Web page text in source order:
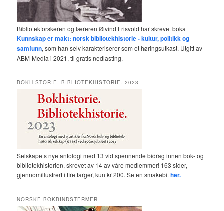
Bibliotekforskeren og læreren Øivind Frisvold har skrevet boka
Kunnskap er makt: norsk bibliotekhistorie - kultur, politikk og
samfunn, som han selv karakteriserer som et høringsutkast. Utgitt av
ABM-Media i 2021, til gratis nedlasting.
BOKHISTORIE. BIBLIOTEKHISTORIE. 2023
Selskapets nye antologi med 13 vidtspennende bidrag innen bok- og
bibliotekhistorien, skrevet av 14 av våre medlemmer! 163 sider,
gjennomillustrert i fire farger, kun kr 200. Se en smakebither.
NORSKE BOKBINDSTERMER